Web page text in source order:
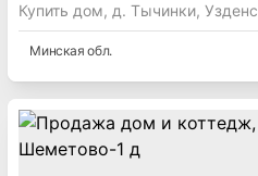
Купить дом, д. Тычинки,
Минская обл.